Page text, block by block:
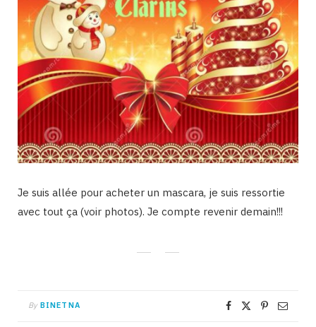
Je suis allée pour acheter un mascara, je suis ressortie
avec tout ça (voir photos). Je compte revenir demain!!!
By BINETNA